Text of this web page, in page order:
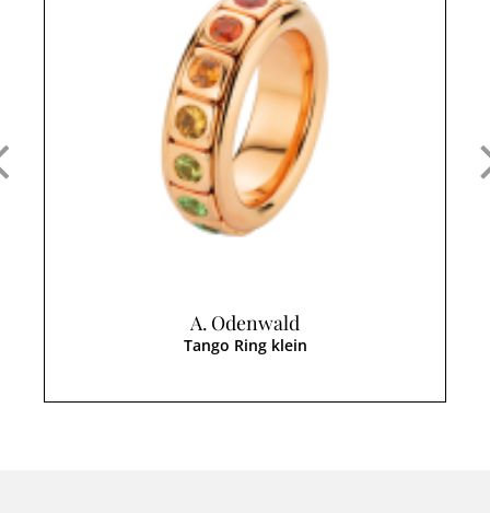
A. Odenwald
Tango Ring klein